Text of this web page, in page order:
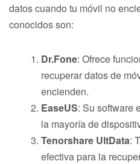
datos cuando tu móvil no
conocidos son:
Dr.Fone: Ofrece
recuperar datos de
encienden.
EaseUS: Su software
la mayoría de
Tenorshare UltData:
efectiva para la